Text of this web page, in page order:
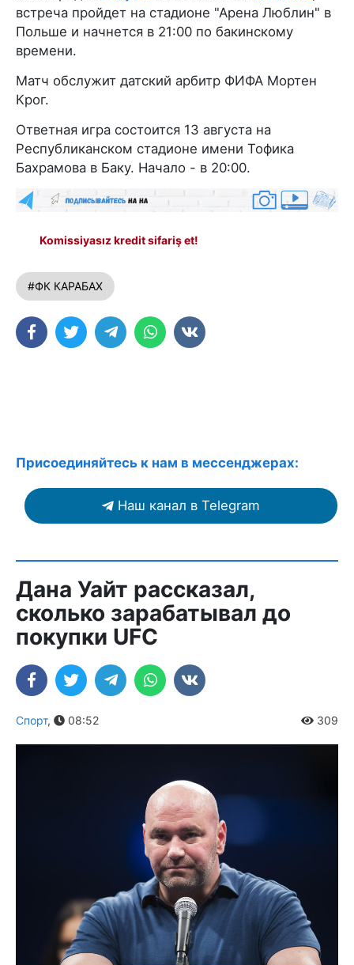
встреча пройдет на стадионе "Арена Люблин" в
Польше и начнется в 21:00 по бакинскому
времени.
Матч обслужит датский арбитр ФИФА Мортен
Крог.
Ответная игра состоится 13 августа на
Республиканском стадионе имени Тофика
Бахрамова в Баку. Начало - в 20:00.
Komissiyasız kredit sifariş et!
#ФК КАРАБАХ
Присоединяйтесь к нам в мессенджерах:
Наш канал в Telegram
Дана Уайт рассказал,
сколько зарабатывал до
покупки UFC
Спорт, 08:52 309